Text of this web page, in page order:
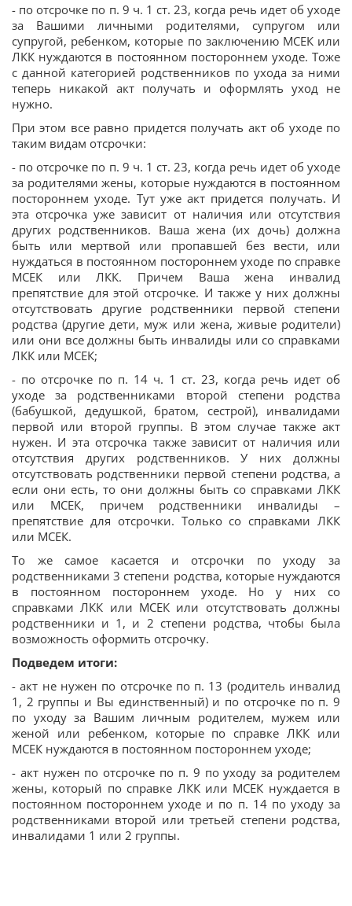
- по отсрочке по п. 9 ч. 1 ст. 23, когда речь идет об уходе
за Вашими личными родителями, супругом или
супругой, ребенком, которые по заключению МСЕК или
ЛКК нуждаются в постоянном постороннем уходе. Тоже
с данной категорией родственников по ухода за ними
теперь никакой акт получать и оформлять уход не
нужно.
При этом все равно придется получать акт об уходе по
таким видам отсрочки:
- по отсрочке по п. 9 ч. 1 ст. 23, когда речь идет об уходе
за родителями жены, которые нуждаются в постоянном
постороннем уходе. Тут уже акт придется получать. И
эта отсрочка уже зависит от наличия или отсутствия
других родственников. Ваша жена (их дочь) должна
быть или мертвой или пропавшей без вести, или
нуждаться в постоянном постороннем уходе по справке
МСЕК или ЛКК. Причем Ваша жена инвалид
препятствие для этой отсрочке. И также у них должны
отсутствовать другие родственники первой степени
родства (другие дети, муж или жена, живые родители)
или они все должны быть инвалиды или со справками
ЛКК или МСЕК;
- по отсрочке по п. 14 ч. 1 ст. 23, когда речь идет об
уходе за родственниками второй степени родства
(бабушкой, дедушкой, братом, сестрой), инвалидами
первой или второй группы. В этом случае также акт
нужен. И эта отсрочка также зависит от наличия или
отсутствия других родственников. У них должны
отсутствовать родственники первой степени родства, а
если они есть, то они должны быть со справками ЛКК
или МСЕК, причем родственники инвалиды –
препятствие для отсрочки. Только со справками ЛКК
или МСЕК.
То же самое касается и отсрочки по уходу за
родственниками 3 степени родства, которые нуждаются
в постоянном постороннем уходе. Но у них со
справками ЛКК или МСЕК или отсутствовать должны
родственники и 1, и 2 степени родства, чтобы была
возможность оформить отсрочку.
Подведем итоги:
- акт не нужен по отсрочке по п. 13 (родитель инвалид
1, 2 группы и Вы единственный) и по отсрочке по п. 9
по уходу за Вашим личным родителем, мужем или
женой или ребенком, которые по справке ЛКК или
МСЕК нуждаются в постоянном постороннем уходе;
- акт нужен по отсрочке по п. 9 по уходу за родителем
жены, который по справке ЛКК или МСЕК нуждается в
постоянном постороннем уходе и по п. 14 по уходу за
родственниками второй или третьей степени родства,
инвалидами 1 или 2 группы.